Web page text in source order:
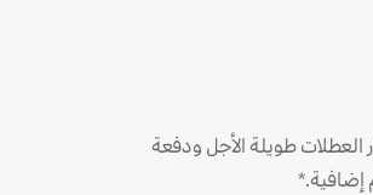
العطلات طويلة الأجل ودفعة